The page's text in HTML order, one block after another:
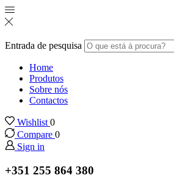
Entrada de pesquisa
Home
Produtos
Sobre nós
Contactos
Wishlist 0
Compare 0
Sign in
+351 255 864 380